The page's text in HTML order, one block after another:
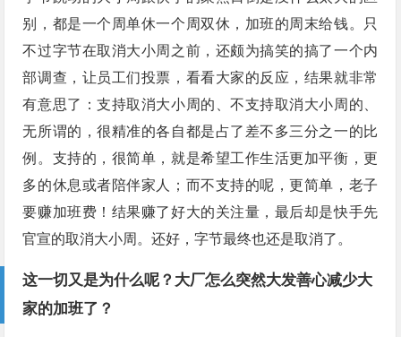
别，都是一个周单休一个周双休，加班的周末给钱。只
不过字节在取消大小周之前，还颇为搞笑的搞了一个内
部调查，让员工们投票，看看大家的反应，结果就非常
有意思了：支持取消大小周的、不支持取消大小周的、
无所谓的，很精准的各自都是占了差不多三分之一的比
例。支持的，很简单，就是希望工作生活更加平衡，更
多的休息或者陪伴家人；而不支持的呢，更简单，老子
要赚加班费！结果赚了好大的关注量，最后却是快手先
官宣的取消大小周。还好，字节最终也还是取消了。
这一切又是为什么呢？大厂怎么突然大发善心减少大
家的加班了？